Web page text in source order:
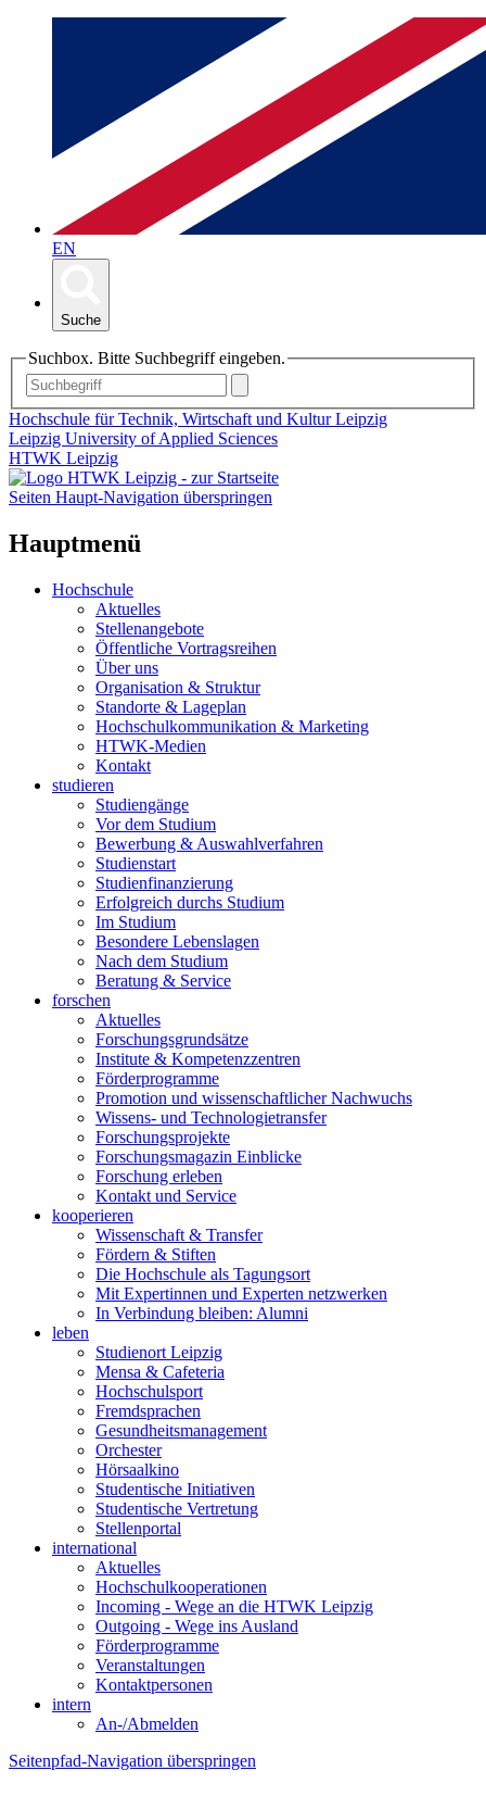
EN
Suche
Suchbox. Bitte Suchbegriff eingeben.
Hochschule für Technik, Wirtschaft und Kultur Leipzig
Leipzig University of Applied Sciences
HTWK Leipzig
Seiten Haupt-Navigation überspringen
Hauptmenü
Hochschule
Aktuelles
Stellenangebote
Öffentliche Vortragsreihen
Über uns
Organisation & Struktur
Standorte & Lageplan
Hochschulkommunikation & Marketing
HTWK-Medien
Kontakt
studieren
Studiengänge
Vor dem Studium
Bewerbung & Auswahlverfahren
Studienstart
Studienfinanzierung
Erfolgreich durchs Studium
Im Studium
Besondere Lebenslagen
Nach dem Studium
Beratung & Service
forschen
Aktuelles
Forschungsgrundsätze
Institute & Kompetenzzentren
Förderprogramme
Promotion und wissenschaftlicher Nachwuchs
Wissens- und Technologietransfer
Forschungsprojekte
Forschungsmagazin Einblicke
Forschung erleben
Kontakt und Service
kooperieren
Wissenschaft & Transfer
Fördern & Stiften
Die Hochschule als Tagungsort
Mit Expertinnen und Experten netzwerken
In Verbindung bleiben: Alumni
leben
Studienort Leipzig
Mensa & Cafeteria
Hochschulsport
Fremdsprachen
Gesundheitsmanagement
Orchester
Hörsaalkino
Studentische Initiativen
Studentische Vertretung
Stellenportal
international
Aktuelles
Hochschulkooperationen
Incoming - Wege an die HTWK Leipzig
Outgoing - Wege ins Ausland
Förderprogramme
Veranstaltungen
Kontaktpersonen
intern
An-/Abmelden
Seitenpfad-Navigation überspringen